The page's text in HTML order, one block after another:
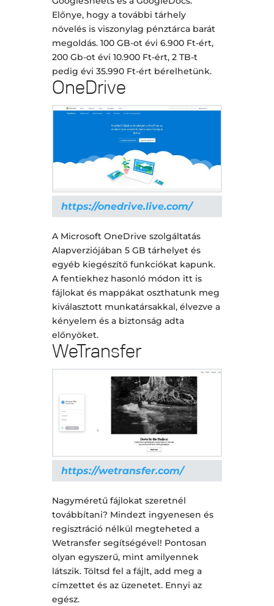
Előnye, hogy a további tárhely
növelés is viszonylag pénztárca barát
megoldás. 100 GB-ot évi 6.900 Ft-ért,
200 Gb-ot évi 10.900 Ft-ért, 2 TB-t
pedig évi 35.990 Ft-ért bérelhetünk.
OneDrive
https://onedrive.live.com/
A Microsoft OneDrive szolgáltatás
Alapverziójában 5 GB tárhelyet és
egyéb kiegészítő funkciókat kapunk.
A fentiekhez hasonló módon itt is
fájlokat és mappákat oszthatunk meg
kiválasztott munkatársakkal, élvezve a
kényelem és a biztonság adta
előnyöket.
WeTransfer
https://wetransfer.com/
Nagyméretű fájlokat szeretnél
továbbítani? Mindezt ingyenesen és
regisztráció nélkül megteheted a
Wetransfer segítségével! Pontosan
olyan egyszerű, mint amilyennek
látszik. Töltsd fel a fájlt, add meg a
címzettet és az üzenetet. Ennyi az
egész.